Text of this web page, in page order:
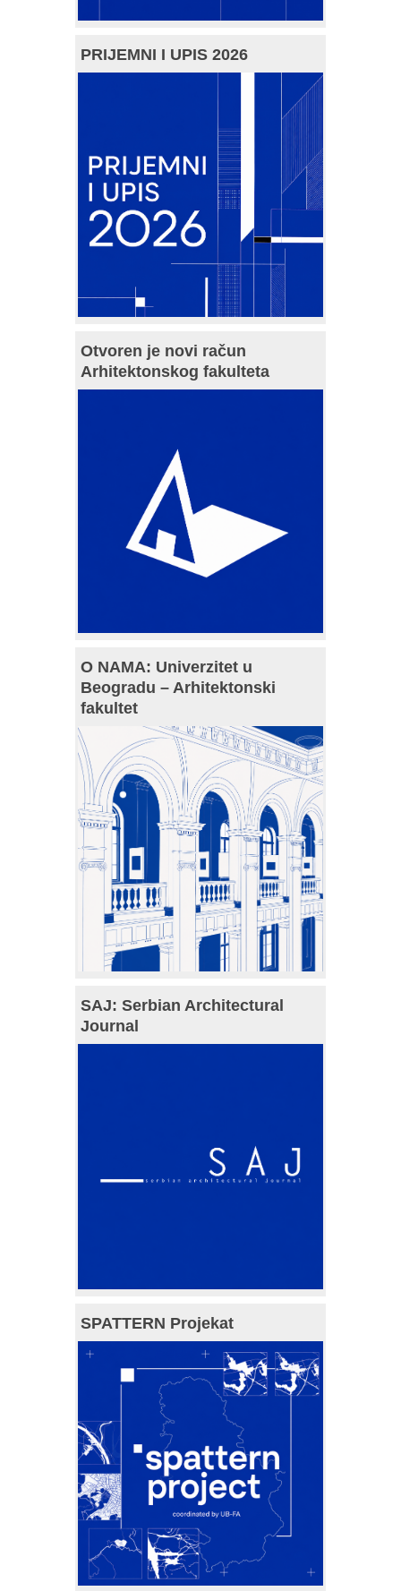
PRIJEMNI I UPIS 2026
Otvoren je novi račun
Arhitektonskog fakulteta
O NAMA: Univerzitet u
Beogradu – Arhitektonski
fakultet
SAJ: Serbian Architectural
Journal
SPATTERN Projekat